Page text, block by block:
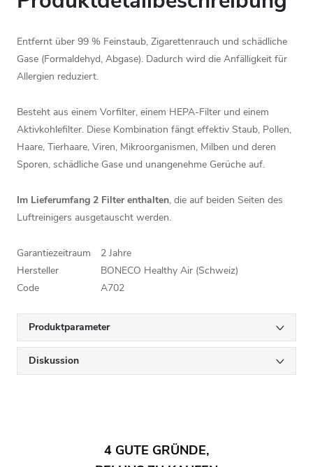
Entfernt über 99 % Feinstaub, Zigarettenrauch und schädliche
Gase (Formaldehyd, Abgase). Dadurch wird die Anfälligkeit für
Allergien reduziert.
Besteht aus einem Vorfilter, einem HEPA-Filter und einem
Aktivkohlefilter. Diese Kombination fängt effektiv Staub, Pollen,
Haare, Tierhaare, Viren, Mikroorganismen, Milben und deren
Sporen, schädliche Gase und unangenehme Gerüche auf.
Im Lieferumfang 2 Filter enthalten, die auf beiden Seiten des
Luftreinigers ausgetauscht werden.
Garantiezeitraum
2 Jahre
Hersteller
BONECO Healthy Air (Schweiz)
Code
A702
Produktparameter
Diskussion
4 GUTE GRÜNDE,